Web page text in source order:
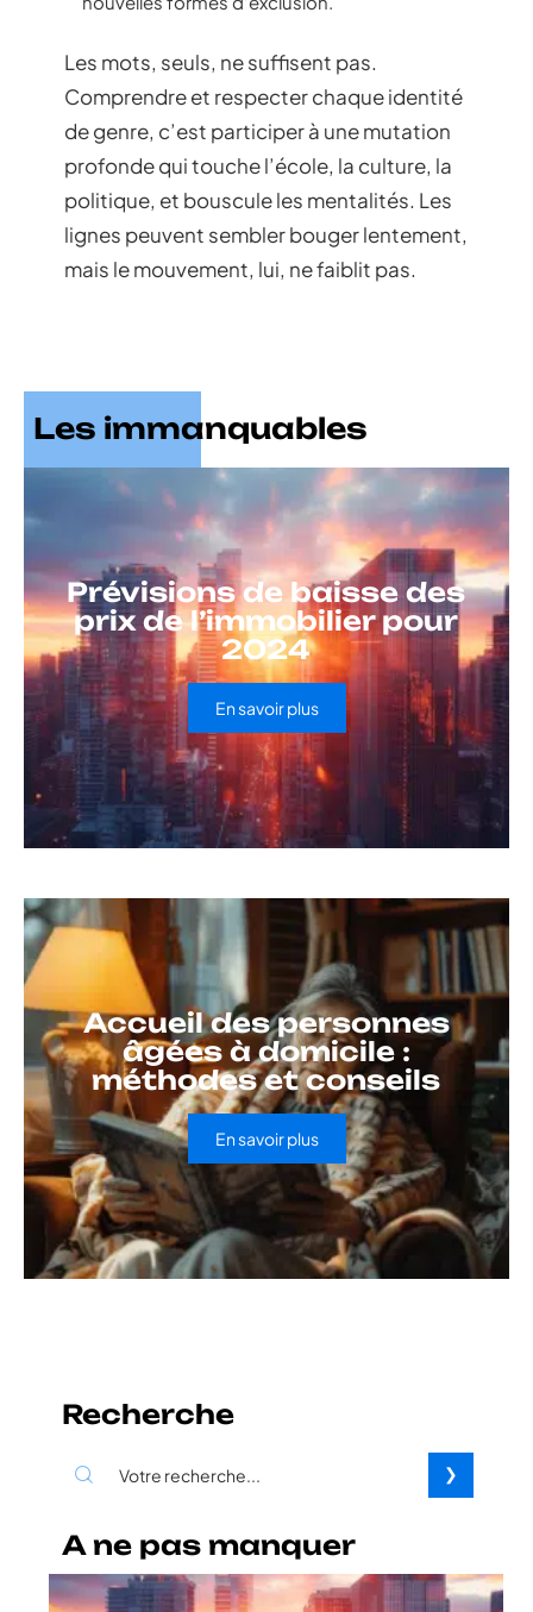
Les mots, seuls, ne suffisent pas.
Comprendre et respecter chaque identité
de genre, c’est participer à une mutation
profonde qui touche l’école, la culture, la
politique, et bouscule les mentalités. Les
lignes peuvent sembler bouger lentement,
mais le mouvement, lui, ne faiblit pas.
Les immanquables
Prévisions de baisse des
prix de l’immobilier pour
2024
En savoir plus
Accueil des personnes
âgées à domicile :
méthodes et conseils
En savoir plus
Recherche
A ne pas manquer